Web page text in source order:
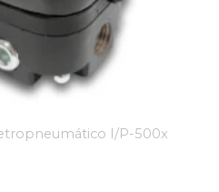
I/P-500x